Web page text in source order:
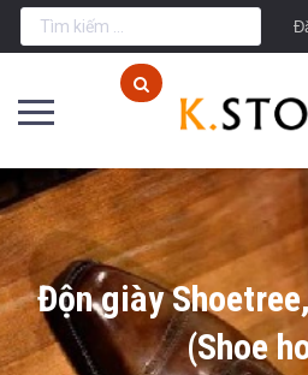
Độn giày
(Shoe